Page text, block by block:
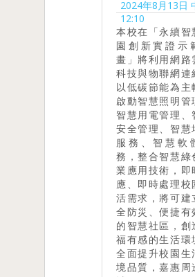
2024年8月13日
12:10
本校在「永續智
園創新實證示
畫」將利用網路
科技與物聯網連
以低碳節能為主
啟動智慧照明管
智慧用電管理、
安全管理、智慧
服務、智慧軟
務，整合智慧綠
業應用技術，即
應、即時處理校
活需求，將可建
全防災、便捷有
的智慧社區，創
福有感的生活環
全面提升校園生
境品質，嘉惠周